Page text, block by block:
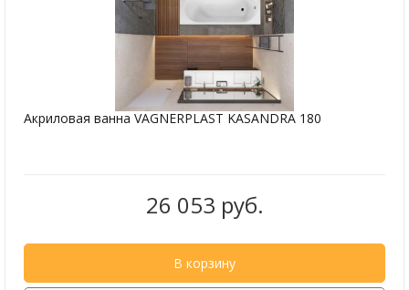
Акриловая ванна VAGNERPLAST KASANDRA 180
26 053 руб.
В корзину